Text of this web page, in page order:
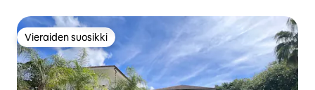
Vieraiden suosikki
Vieraiden suosikki